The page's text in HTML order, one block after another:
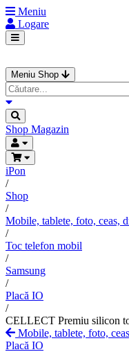
Meniu
Logare
Meniu Shop
Shop Magazin
iPon
/
Shop
/
Mobile, tablete, foto, ceas,
/
Toc telefon mobil
/
Samsung
/
Placă IO
/
CELLECT Premiu silicon
Mobile, tablete, foto,
Placă IO